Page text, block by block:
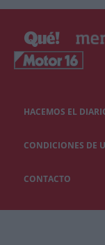
HACEMOS EL
CONDICIONES DE
CONTACTO